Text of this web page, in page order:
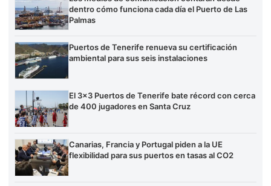
dentro cómo funciona cada día el Puerto de Las
Palmas
Puertos de Tenerife renueva su certificación
ambiental para sus seis instalaciones
El 3×3 Puertos de Tenerife bate récord con cerca
de 400 jugadores en Santa Cruz
Canarias, Francia y Portugal piden a la UE
flexibilidad para sus puertos en tasas al CO2